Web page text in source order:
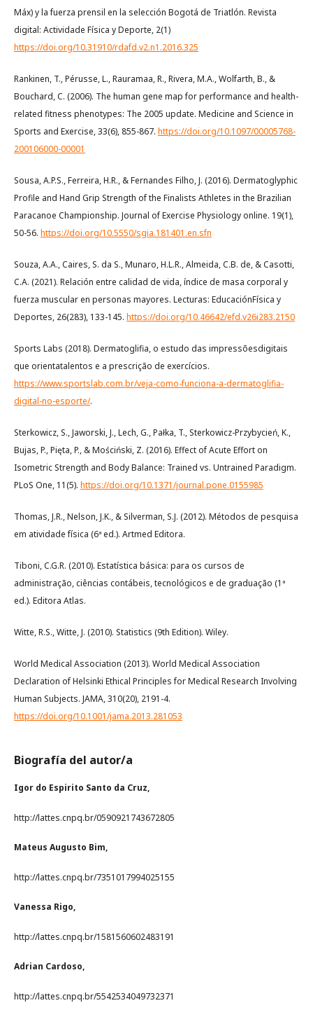
Máx) y la fuerza prensil en la selección Bogotá de Triatlón. Revista
digital: Actividade Física y Deporte, 2(1)
https://doi.org/10.31910/rdafd.v2.n1.2016.325
Rankinen, T., Pérusse, L., Rauramaa, R., Rivera, M.A., Wolfarth, B., &
Bouchard, C. (2006). The human gene map for performance and health-
related fitness phenotypes: The 2005 update. Medicine and Science in
Sports and Exercise, 33(6), 855-867. https://doi.org/10.1097/00005768-
200106000-00001
Sousa, A.P.S., Ferreira, H.R., & Fernandes Filho, J. (2016). Dermatoglyphic
Profile and Hand Grip Strength of the Finalists Athletes in the Brazilian
Paracanoe Championship. Journal of Exercise Physiology online. 19(1),
50-56. https://doi.org/10.5550/sgia.181401.en.sfn
Souza, A.A., Caires, S. da S., Munaro, H.L.R., Almeida, C.B. de, & Casotti,
C.A. (2021). Relación entre calidad de vida, índice de masa corporal y
fuerza muscular en personas mayores. Lecturas: EducaciónFísica y
Deportes, 26(283), 133-145. https://doi.org/10.46642/efd.v26i283.2150
Sports Labs (2018). Dermatoglifia, o estudo das impressõesdigitais
que orientatalentos e a prescrição de exercícios.
https://www.sportslab.com.br/veja-como-funciona-a-dermatoglifia-
digital-no-esporte/.
Sterkowicz, S., Jaworski, J., Lech, G., Pałka, T., Sterkowicz-Przybycień, K.,
Bujas, P., Pięta, P., & Mościński, Z. (2016). Effect of Acute Effort on
Isometric Strength and Body Balance: Trained vs. Untrained Paradigm.
PLoS One, 11(5). https://doi.org/10.1371/journal.pone.0155985
Thomas, J.R., Nelson, J.K., & Silverman, S.J. (2012). Métodos de pesquisa
em atividade física (6ª ed.). Artmed Editora.
Tiboni, C.G.R. (2010). Estatística básica: para os cursos de
administração, ciências contábeis, tecnológicos e de graduação (1ª
ed.). Editora Atlas.
Witte, R.S., Witte, J. (2010). Statistics (9th Edition). Wiley.
World Medical Association (2013). World Medical Association
Declaration of Helsinki Ethical Principles for Medical Research Involving
Human Subjects. JAMA, 310(20), 2191-4.
https://doi.org/10.1001/jama.2013.281053
Biografía del autor/a
Igor do Espirito Santo da Cruz,
http://lattes.cnpq.br/0590921743672805
Mateus Augusto Bim,
http://lattes.cnpq.br/7351017994025155
Vanessa Rigo,
http://lattes.cnpq.br/1581560602483191
Adrian Cardoso,
http://lattes.cnpq.br/5542534049732371